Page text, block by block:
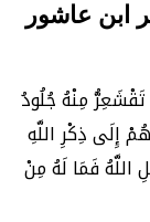
ابن عاشور
تَقْشَعِرُّ مِنْهُ جُلُودُ
إِلَى ذِكْرِ اللَّهِ
فَمَا لَهُ مِنْ